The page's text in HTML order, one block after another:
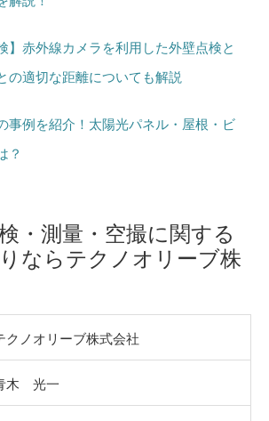
】赤外線カメラを利用した外壁点検と
の適切な距離についても解説
事例を紹介！太陽光パネル・屋根・ビ
？
・測量・空撮に関する
ならテクノオリーブ株
クノオリーブ株式会社
木 光一